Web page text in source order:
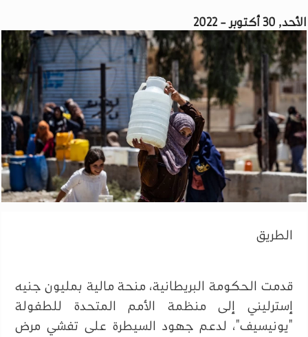
الأحد, 30 أكتوبر - 2022
الطريق
قدمت الحكومة البريطانية، منحة مالية بمليون جنيه
إسترليني إلى منظمة الأمم المتحدة للطفولة
"يونيسيف"، لدعم جهود السيطرة على تفشي مرض